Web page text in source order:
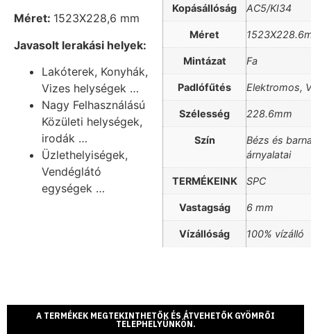
Méret: 1523X228,6 mm
Javasolt lerakási helyek:
Lakóterek, Konyhák,
Vizes helységek …
Nagy Felhasználású
Közületi helységek,
irodák …
Üzlethelyiségek,
Vendéglátó
egységek …
Kopásállóság AC5/KI34
Méret
Mintázat Fa
Padlófűtés Elektromos,
Szélesség 228.6mm
Szín
Bézs és
árnyalatai
TERMÉKEINK SPC
Vastagság 6 mm
Vízállóság 100% vízálló
A TERMÉKEK MEGTEKINTHETŐK ÉS ÁTVEHETŐK GYÖMRŐI
TELEPHELYÜNKÖN.